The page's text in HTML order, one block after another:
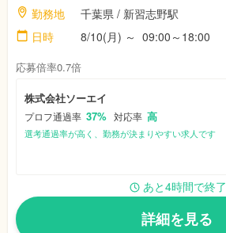
勤務地 千葉県 / 新習志野駅
日時
8/10(月) ～ 09:00～18:00
応募倍率0.7倍
株式会社ソーエイ
プロフ通過率 37% 対応率 高
選考通過率が高く、勤務が決まりやすい求人です
あと4時間で終了
詳細を見る